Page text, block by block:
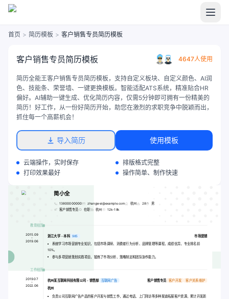
首页 > 简历模板 > 客户销售专员简历模板
客户销售专员简历模板 4647人使用
简历全能王客户销售专员简历模板，支持自定义板块、自定义颜色、AI润
色、技能条、荣誉墙、一键更换模板。智能适配ATS系统，精准贴合HR
偏好。AI辅助一键生成、优化简历内容，仅需5分钟即可拥有一份精美的
简历！好工作，从一份好简历开始，助您在激烈的求职竞争中脱颖而出，
抓住每一个高薪机会！
导入简历 使用模板
云端操作，实时保存
排版格式完整
打印效果最好
操作简单、制作快速
简小全
13800000000 zhangwei@example.com 杭州 28
男
客户销售专员
在职 杭州 12k-18k
教育经历
2015.09
-
2019.06
浙江大学 - 本科 985
市场营销
系统学习市场营销专业知识，包括市场调研、消费者行为分析、品牌管理等课程，成绩优异，专业排名前
10%。
参与多项营销策划实践项目，锻炼了市场分析、策略制定和团队协作能力。
工作经历
2019.07
-
2022.06
杭州某互联网科技有限公司 - 销售部 互联网广告 客户销售专员 客户开发
客户关系维护
杭州
负责公司互联网广告产品的客户开发与销售工作，通过电话、上门拜访等多种渠道拓展客户资源，累计开发新